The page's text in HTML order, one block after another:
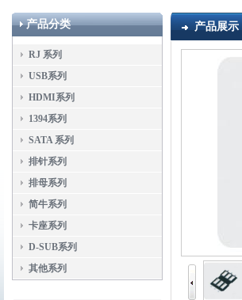
产品分类
RJ 系列
USB系列
HDMI系列
1394系列
SATA 系列
排针系列
排母系列
简牛系列
卡座系列
D-SUB系列
其他系列
产品展示